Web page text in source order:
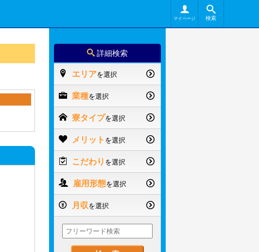
検索
マイページ
詳細検索
エリアを選択
業種を選択
寮タイプを選択
メリット を選択
こだわり を選択
雇用形態を選択
月収を選択